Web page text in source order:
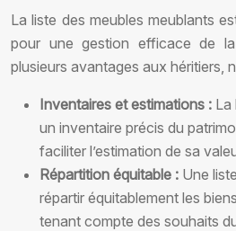
La liste des meubles meublants
pour une gestion efficace de
plusieurs avantages aux héritiers,
Inventaires et estimations : La
un inventaire précis du
faciliter l’estimation de sa
Répartition équitable : Une
répartir équitablement les
tenant compte des souhaits